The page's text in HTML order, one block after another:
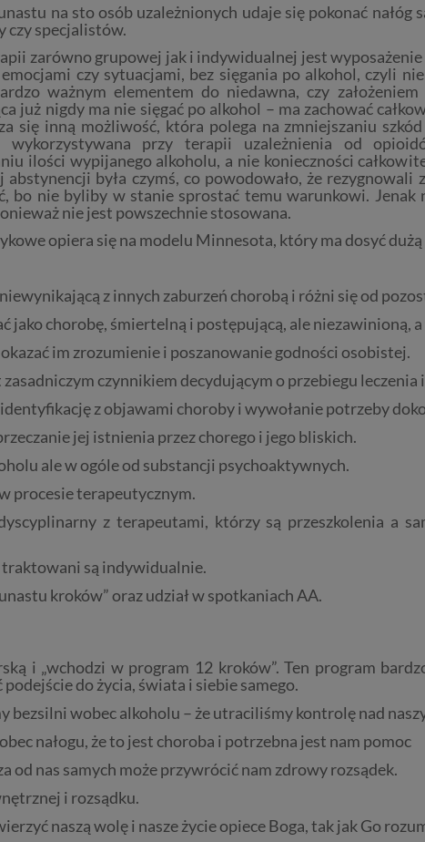
na sto osób uzależnionych udaje się pokonać nałóg
czy specjalistów.
zarówno grupowej jak i indywidualnej jest wyposażenie
czy sytuacjami, bez sięgania po alkohol, czyli
ważnym elementem do niedawna, czy
już nigdy ma nie sięgać po alkohol – ma zachować
się inną możliwość, która polega na zmniejszaniu
wykorzystywana przy terapii uzależnienia od
ilości wypijanego alkoholu, a nie konieczności
abstynencji była czymś, co powodowało, że
bo nie byliby w stanie sprostać temu warunkowi.
nie jest powszechnie stosowana.
opiera się na modelu Minnesota, który ma dosyć dużą
z innych zaburzeń chorobą i różni się od
jako chorobę, śmiertelną i postępującą, ale niezawinioną,
im zrozumienie i poszanowanie godności osobistej.
czynnikiem decydującym o przebiegu leczenia
z objawami choroby i wywołanie potrzeby
jej istnienia przez chorego i jego bliskich.
ale w ogóle od substancji psychoaktywnych.
procesie terapeutycznym.
z terapeutami, którzy są przeszkolenia a
traktowani są indywidualnie.
kroków” oraz udział w spotkaniach AA.
i „wchodzi w program 12 kroków”.Ten program
do życia, świata i siebie samego.
bezsilni wobec alkoholu – że utraciliśmy kontrolę nad
nałogu, że to jest choroba i potrzebna jest nam pomoc
od nas samych może przywrócić nam zdrowy rozsądek.
i rozsądku.
naszą wolę i nasze życie opiece Boga, tak jak Go